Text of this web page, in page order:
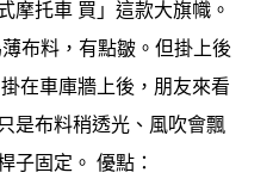
摩托車 買」這款大旗幟。
布料，有點皺。但掛上後
在車庫牆上後，朋友來看
是布料稍透光、風吹會飄
子固定。 優點：